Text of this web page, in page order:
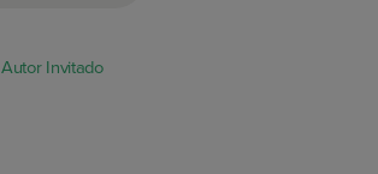
Autor Invitado